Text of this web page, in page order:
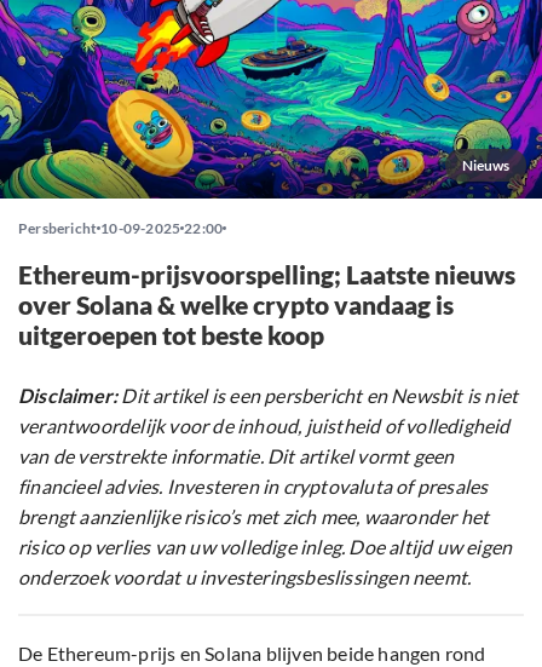
Nieuws
Persbericht 10-09-2025 22:00
Ethereum-prijsvoorspelling; Laatste nieuws
over Solana & welke crypto vandaag is
uitgeroepen tot beste koop
Disclaimer:Dit artikel is een persbericht en Newsbit is niet
verantwoordelijk voor de inhoud, juistheid of volledigheid
van de verstrekte informatie. Dit artikel vormt geen
financieel advies. Investeren in cryptovaluta of presales
brengt aanzienlijke risico’s met zich mee, waaronder het
risico op verlies van uw volledige inleg. Doe altijd uw eigen
onderzoek voordat u investeringsbeslissingen neemt.
De Ethereum-prijs en Solana blijven beide hangen rond